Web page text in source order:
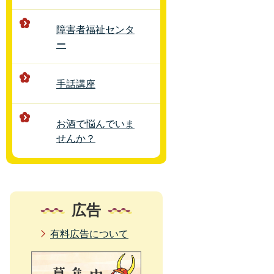
障害者福祉センタ
ー
手話講座
お酒で悩んでいま
せんか？
広告
有料広告について